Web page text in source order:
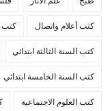
كتب أعلام واتصال كتب
كتب السنة الثالثة ابتدائي
كتب السنة الخامسة ابتدائي
كتب العلوم الاجتماعية